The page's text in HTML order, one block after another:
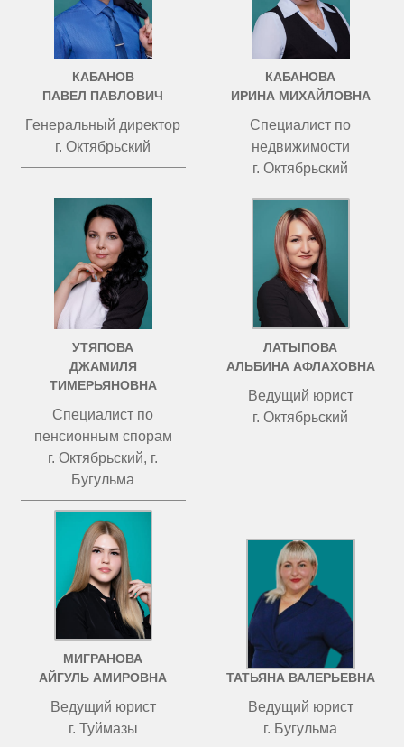
КАБАНОВ
ПАВЕЛ ПАВЛОВИЧ
Генеральный директор
г. Октябрьский
КАБАНОВА
ИРИНА МИХАЙЛОВНА
Специалист по
недвижимости
г. Октябрьский
УТЯПОВА
ДЖАМИЛЯ
ТИМЕРЬЯНОВНА
Специалист по
пенсионным спорам
г. Октябрьский, г.
Бугульма
ЛАТЫПОВА
АЛЬБИНА АФЛАХОВНА
Ведущий юрист
г. Октябрьский
МИГРАНОВА
АЙГУЛЬ АМИРОВНА
Ведущий юрист
г. Туймазы
ЧИСТОВА
ТАТЬЯНА ВАЛЕРЬЕВНА
Ведущий юрист
г. Бугульма